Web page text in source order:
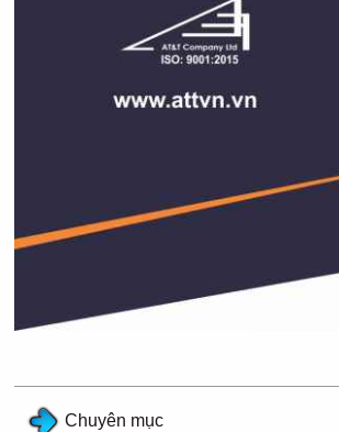
Chuyên mục